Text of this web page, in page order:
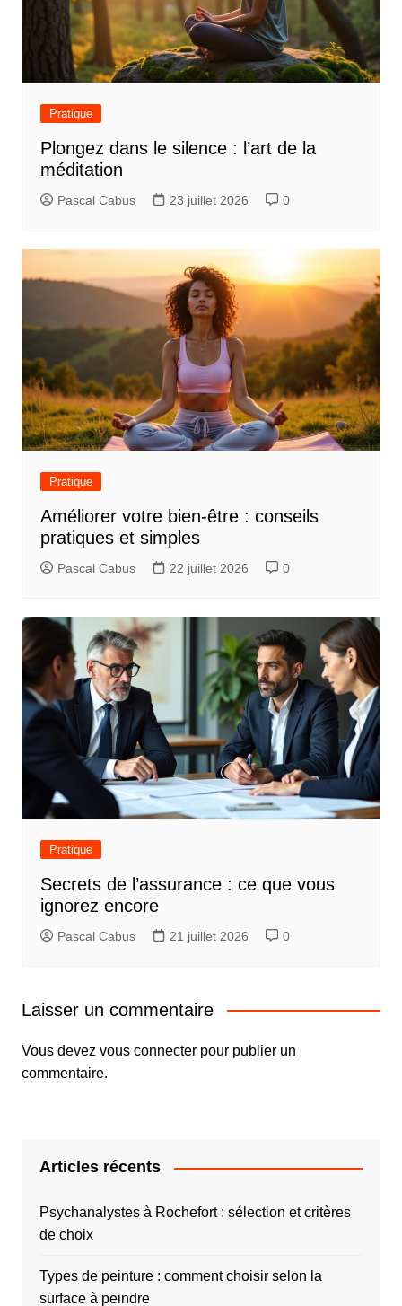
Pratique
Plongez dans le silence : l’art de la
méditation
Pascal Cabus 23 juillet 2026 0
Pratique
Améliorer votre bien-être : conseils
pratiques et simples
Pascal Cabus 22 juillet 2026 0
Pratique
Secrets de l’assurance : ce que vous
ignorez encore
Pascal Cabus 21 juillet 2026 0
Laisser un commentaire
Vous devez vous connecterpour publier un
commentaire.
Articles récents
Psychanalystes à Rochefort : sélection et critères
de choix
Types de peinture : comment choisir selon la
surface à peindre